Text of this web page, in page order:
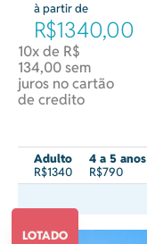
à partir de
R$1340,00
10x de R$
134,00 sem
juros no cartão
de credito
Adulto
R$1340
4 a 5 anos
R$790
LOTADO